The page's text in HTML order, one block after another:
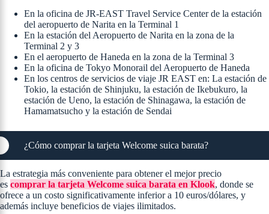
En la oficina de JR-EAST Travel Service Center de la estación
del aeropuerto de Narita en la Terminal 1
En la estación del Aeropuerto de Narita en la zona de la
Terminal 2 y 3
En el aeropuerto de Haneda en la zona de la Terminal 3
En la oficina de Tokyo Monorail del Aeropuerto de Haneda
En los centros de servicios de viaje JR EAST en: La estación de
Tokio, la estación de Shinjuku, la estación de Ikebukuro, la
estación de Ueno, la estación de Shinagawa, la estación de
Hamamatsucho y la estación de Sendai
¿Cómo comprar la tarjeta Welcome suica barata?
La estrategia más conveniente para obtener el mejor precio
es comprar la tarjeta Welcome suica barata en Klook, donde se
ofrece a un costo significativamente inferior a 10 euros/dólares, y
además incluye beneficios de viajes ilimitados.